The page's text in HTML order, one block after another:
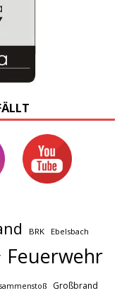
BRK Ebelsbach
Feuerwehr
Großbrand